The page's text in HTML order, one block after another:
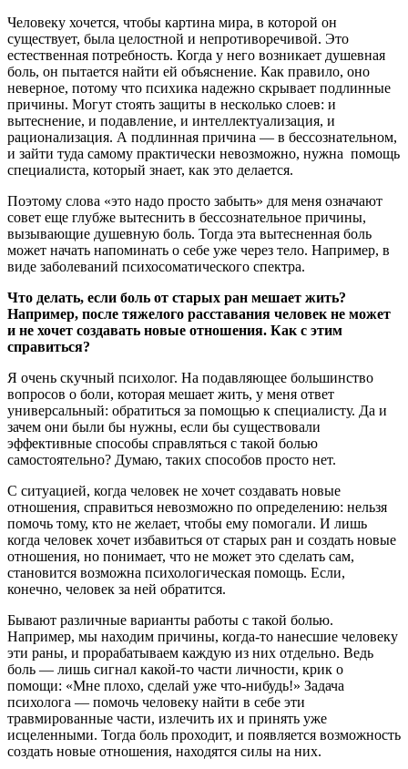
Человеку хочется, чтобы картина мира, в которой он
существует, была целостной и непротиворечивой. Это
естественная потребность. Когда у него возникает душевная
боль, он пытается найти ей объяснение. Как правило, оно
неверное, потому что психика надежно скрывает подлинные
причины. Могут стоять защиты в несколько слоев: и
вытеснение, и подавление, и интеллектуализация, и
рационализация. А подлинная причина — в бессознательном,
и зайти туда самому практически невозможно, нужна помощь
специалиста, который знает, как это делается.
Поэтому слова «это надо просто забыть» для меня означают
совет еще глубже вытеснить в бессознательное причины,
вызывающие душевную боль. Тогда эта вытесненная боль
может начать напоминать о себе уже через тело. Например, в
виде заболеваний психосоматического спектра.
Что делать, если боль от старых ран мешает жить?
Например, после тяжелого расставания человек не может
и не хочет создавать новые отношения. Как с этим
справиться?
Я очень скучный психолог. На подавляющее большинство
вопросов о боли, которая мешает жить, у меня ответ
универсальный: обратиться за помощью к специалисту. Да и
зачем они были бы нужны, если бы существовали
эффективные способы справляться с такой болью
самостоятельно? Думаю, таких способов просто нет.
С ситуацией, когда человек не хочет создавать новые
отношения, справиться невозможно по определению: нельзя
помочь тому, кто не желает, чтобы ему помогали. И лишь
когда человек хочет избавиться от старых ран и создать новые
отношения, но понимает, что не может это сделать сам,
становится возможна психологическая помощь. Если,
конечно, человек за ней обратится.
Бывают различные варианты работы с такой болью.
Например, мы находим причины, когда-то нанесшие человеку
эти раны, и прорабатываем каждую из них отдельно. Ведь
боль — лишь сигнал какой-то части личности, крик о
помощи: «Мне плохо, сделай уже что-нибудь!» Задача
психолога — помочь человеку найти в себе эти
травмированные части, излечить их и принять уже
исцеленными. Тогда боль проходит, и появляется возможность
создать новые отношения, находятся силы на них.